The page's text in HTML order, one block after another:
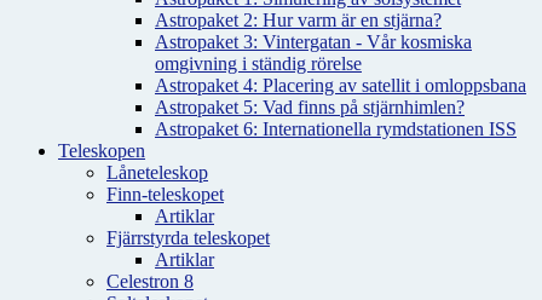
Astropaket 2: Hur varm är en stjärna?
Astropaket 3: Vintergatan - Vår kosmiska
omgivning i ständig rörelse
Astropaket 4: Placering av satellit i omloppsbana
Astropaket 5: Vad finns på stjärnhimlen?
Astropaket 6: Internationella rymdstationen ISS
Teleskopen
Låneteleskop
Finn-teleskopet
Artiklar
Fjärrstyrda teleskopet
Artiklar
Celestron 8